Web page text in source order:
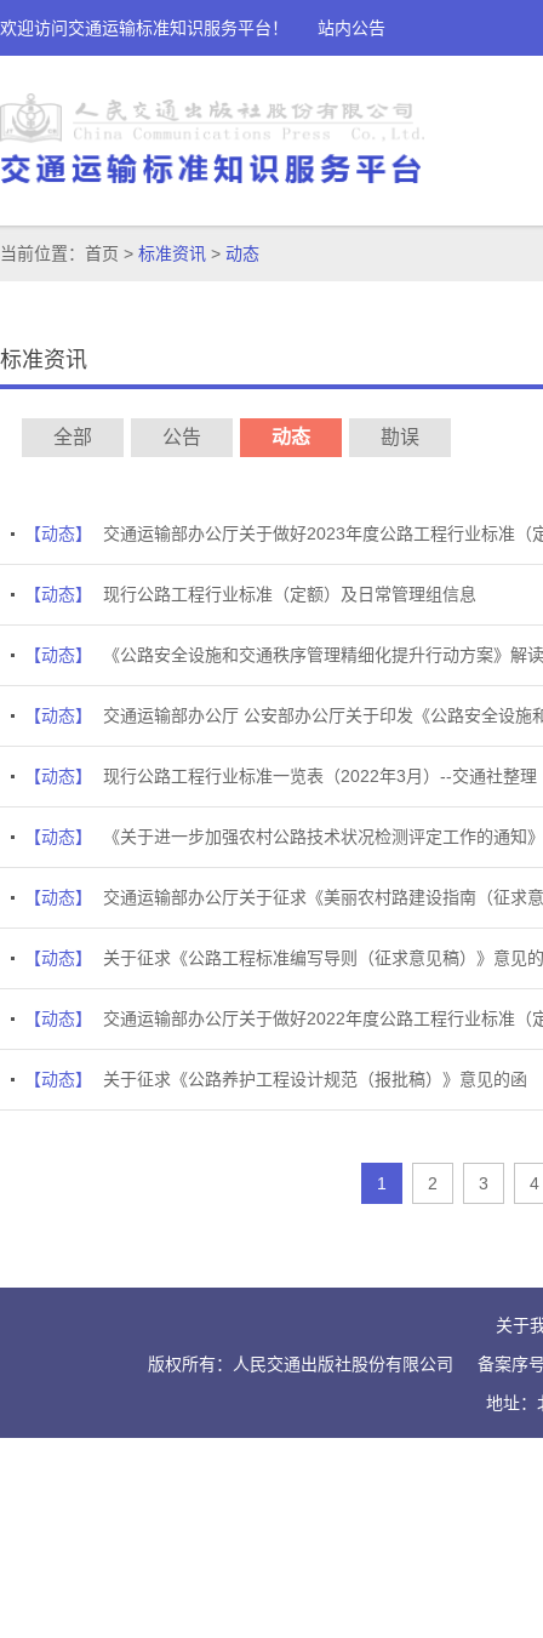
欢迎访问交通运输标准知识服务平台！ 站内公告
当前位置： 首页 > 标准资讯 > 动态
标准资讯
全部 公告 动态 勘误
【动态】 交通运输部办公厅关于做好2023年度公路工程行业标准（
【动态】 现行公路工程行业标准（定额）及日常管理组信息
【动态】 《公路安全设施和交通秩序管理精细化提升行动方案》
【动态】 交通运输部办公厅 公安部办公厅关于印发《公路安全设施
【动态】 现行公路工程行业标准一览表（2022年3月）--交通社整理
【动态】 《关于进一步加强农村公路技术状况检测评定工作的通知
【动态】 交通运输部办公厅关于征求《美丽农村路建设指南（征求
【动态】 关于征求《公路工程标准编写导则（征求意见稿）》意见
【动态】 交通运输部办公厅关于做好2022年度公路工程行业标准（
【动态】 关于征求《公路养护工程设计规范（报批稿）》意见的函
1 2 3 4
关于
版权所有：人民交通出版社股份有限公司
备案序
地址：